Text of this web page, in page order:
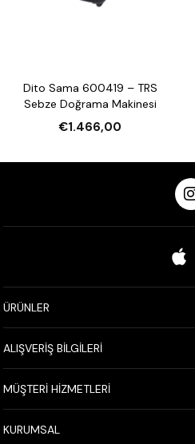
Dito Sama 600419 – TRS
Sebze Doğrama Makinesi
€1.466,00
ÜRÜNLER
ALIŞVERİŞ BİLGİLERİ
MÜŞTERİ HİZMETLERİ
KURUMSAL